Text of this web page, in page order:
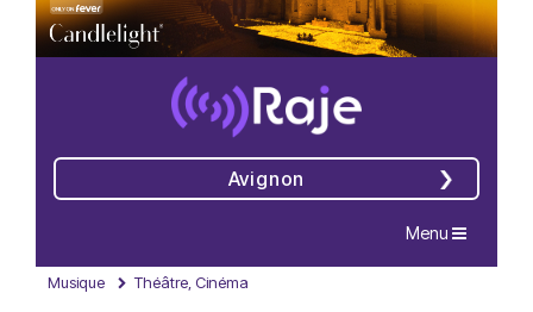
Avignon
Navigation
Menu
Musique Théâtre, Cinéma